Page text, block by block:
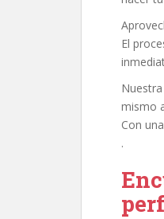
El
mismo
Con
.